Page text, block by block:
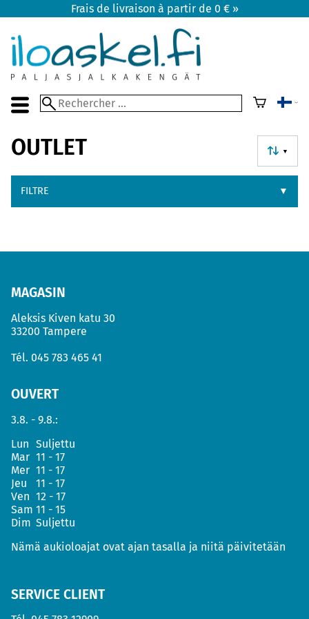
Frais de livraison à partir de 0 € »
▼
OUTLET
FILTRE ▼
MAGASIN
Aleksis Kiven katu 30
33200 Tampere
Tél. 045 783 465 41
OUVERT
3.8. - 9.8.:
Lun Suljettu
Mar 11 - 17
Mer 11 - 17
Jeu
11 - 17
Ven 12 - 17
Sam 11 - 15
Dim Suljettu
Nämä aukioloajat ovat ajan tasalla ja niitä päivitetään
SERVICE CLIENT